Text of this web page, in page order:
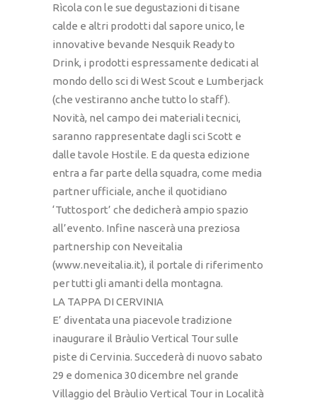
Rìcola con le sue degustazioni di tisane
calde e altri prodotti dal sapore unico, le
innovative bevande Nesquik Ready to
Drink, i prodotti espressamente dedicati al
mondo dello sci di West Scout e Lumberjack
(che vestiranno anche tutto lo staff).
Novità, nel campo dei materiali tecnici,
saranno rappresentate dagli sci Scott e
dalle tavole Hostile. E da questa edizione
entra a far parte della squadra, come media
partner ufficiale, anche il quotidiano
‘Tuttosport’ che dedicherà ampio spazio
all’evento. Infine nascerà una preziosa
partnership con Neveitalia
(www.neveitalia.it), il portale di riferimento
per tutti gli amanti della montagna.
LA TAPPA DI CERVINIA
E’ diventata una piacevole tradizione
inaugurare il Bràulio Vertical Tour sulle
piste di Cervinia. Succederà di nuovo sabato
29 e domenica 30 dicembre nel grande
Villaggio del Bràulio Vertical Tour in Località